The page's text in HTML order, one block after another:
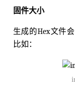
固件大小
生成的Hex文件
比如：